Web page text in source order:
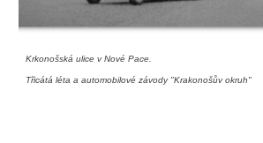
Krkonošská ulice v Nové Pace.
Třicátá léta a automobilové závody "Krakonošův okruh"